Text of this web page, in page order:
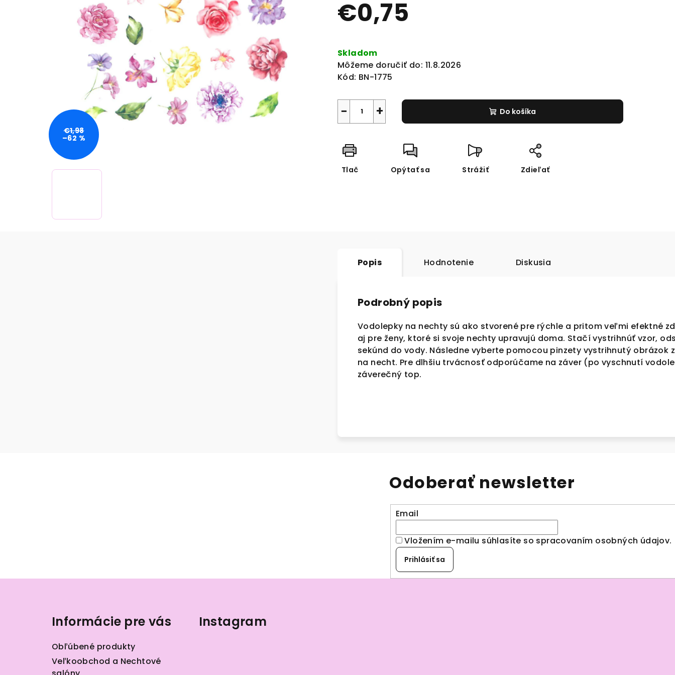
0,0
z
€0,75
cena:
Skladom
Môžeme doručiť do: 11.8.2026
Kód: BN-1775
+
− Do košíka
Tlač Opýtať sa Strážiť Zdieľať
€1,98
–62 %
Popis Hodnotenie Diskusia
Podrobný popis
Vodolepky na nechty sú ako stvorené pre rýchle a pritom veľmi efektné
aj pre ženy, ktoré si svoje nechty upravujú doma. Stačí vystrihnúť vzor,
sekúnd do vody. Následne vyberte pomocou pinzety vystrihnutý
na necht. Pre dlhšiu trvácnosť odporúčame na záver (po vyschnutí
záverečný top.
Odoberať newsletter
Email
Vložením e-mailu súhlasíte so spracovaním osobných údajov.
Prihlásiť sa
Informácie pre vás
Obľúbené produkty
Veľkoobchod a Nechtové
Instagram